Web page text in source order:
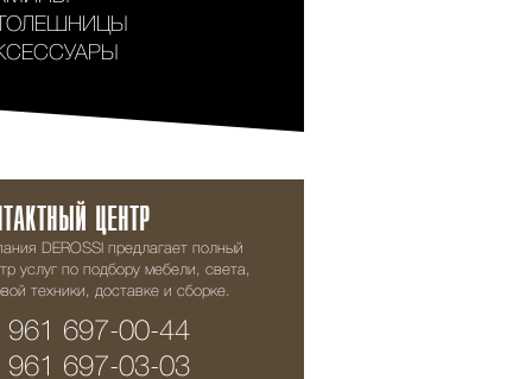
ЦЕНТР
DEROSSI предлагает полный
услуг по подбору мебели, света,
техники, доставке и сборке.
961 697-00-44
961 697-03-03